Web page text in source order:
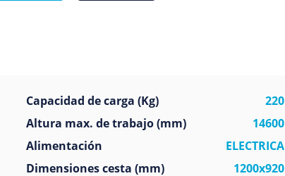
Capacidad de carga (Kg)
220
Altura max. de trabajo (mm)
14600
Alimentación
ELECTRICA
Dimensiones cesta (mm)
1200x920